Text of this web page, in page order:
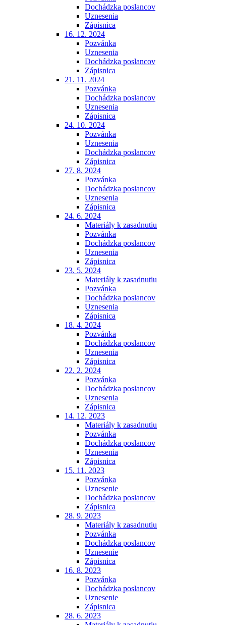
Dochádzka poslancov
Uznesenia
Zápisnica
16. 12. 2024
Pozvánka
Uznesenia
Dochádzka poslancov
Zápisnica
21. 11. 2024
Pozvánka
Dochádzka poslancov
Uznesenia
Zápisnica
24. 10. 2024
Pozvánka
Uznesenia
Dochádzka poslancov
Zápisnica
27. 8. 2024
Pozvánka
Dochádzka poslancov
Uznesenia
Zápisnica
24. 6. 2024
Materiály k zasadnutiu
Pozvánka
Dochádzka poslancov
Uznesenia
Zápisnica
23. 5. 2024
Materiály k zasadnutiu
Pozvánka
Dochádzka poslancov
Uznesenia
Zápisnica
18. 4. 2024
Pozvánka
Dochádzka poslancov
Uznesenia
Zápisnica
22. 2. 2024
Pozvánka
Dochádzka poslancov
Uznesenia
Zápisnica
14. 12. 2023
Materiály k zasadnutiu
Pozvánka
Dochádzka poslancov
Uznesenia
Zápisnica
15. 11. 2023
Pozvánka
Uznesenie
Dochádzka poslancov
Zápisnica
28. 9. 2023
Materiály k zasadnutiu
Pozvánka
Dochádzka poslancov
Uznesenie
Zápisnica
16. 8. 2023
Pozvánka
Dochádzka poslancov
Uznesenie
Zápisnica
28. 6. 2023